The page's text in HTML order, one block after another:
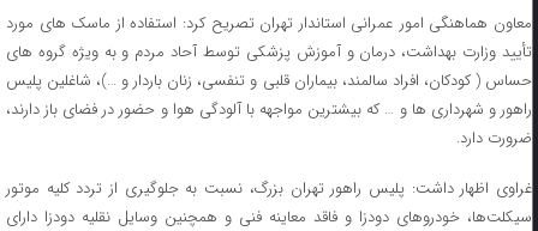
معاون هماهنگی امور عمرانی استاندار تهران تصریح کرد: استفاده از ماسک های مورد
تأیید وزارت بهداشت، درمان و آموزش پزشکی توسط آحاد مردم و به ویژه گروه های
حساس ( کودکان، افراد سالمند، بیماران قلبی و تنفسی، زنان باردار و …)، شاغلین پلیس
راهور و شهرداری ها و … که بیشترین مواجهه با آلودگی هوا و حضور در فضای باز دارند،
ضرورت دارد.
غراوی اظهار داشت: پلیس راهور تهران بزرگ، نسبت به جلوگیری از تردد کلیه موتور
سیکلت‌ها، خودروهای دودزا و فاقد معاینه فنی و همچنین وسایل نقلیه دودزا دارای